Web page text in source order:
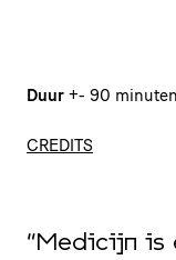
Duur +- 90 minuten
CREDITS
“Medicijn is